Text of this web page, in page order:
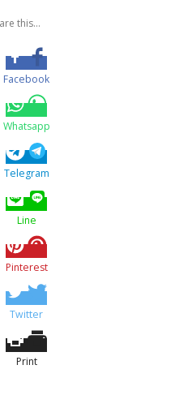
this...
Facebook
Whatsapp
Telegram
Line
Pinterest
Twitter
Print